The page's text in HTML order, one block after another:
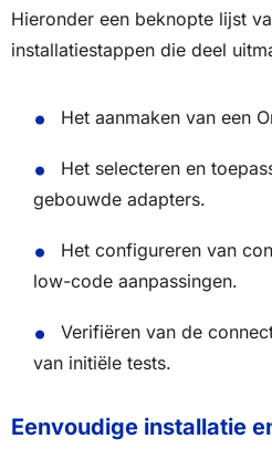
Hieronder een beknopte lijst
installatiestappen die deel
Het aanmaken van een
Het selecteren en
gebouwde adapters.
Het configureren van
low-code aanpassingen.
Verifiëren van de
van initiële tests.
Eenvoudige installatie